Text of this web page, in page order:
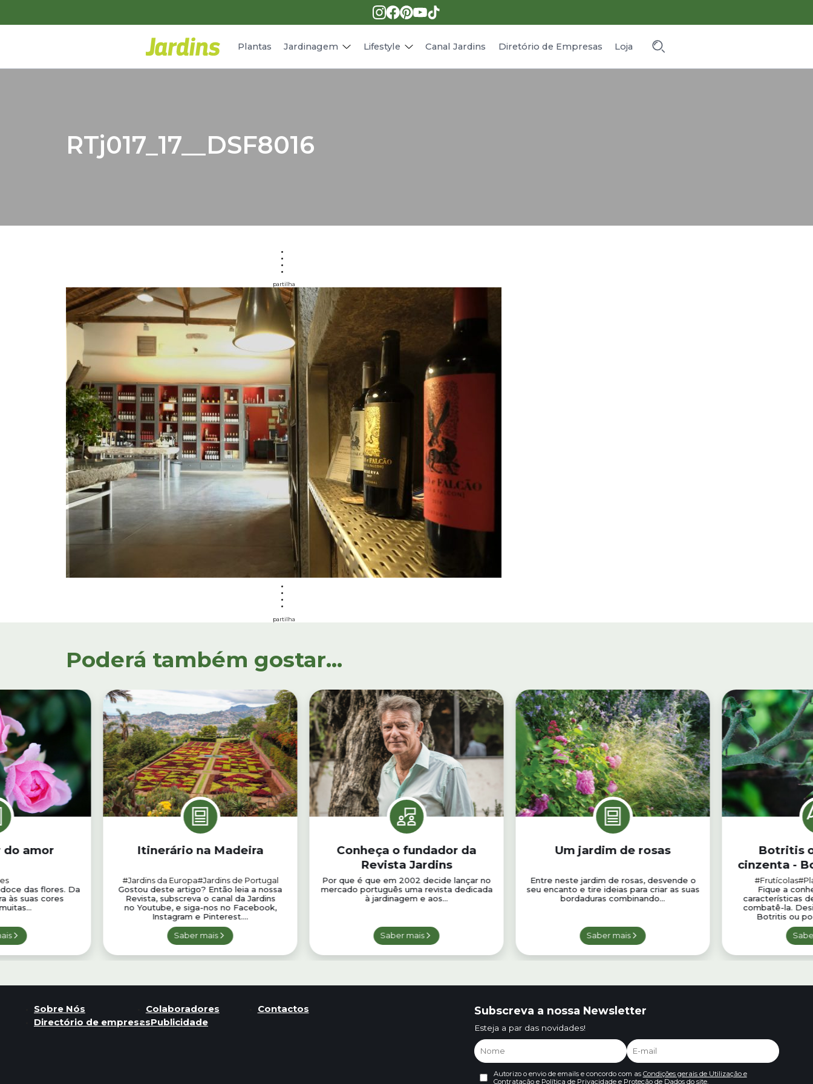
Plantas Jardinagem Lifestyle
Receitas
Canal Jardins Diretório de Empresas Loja
RTj017_17__DSF8016
partilha
partilha
Poderá também gostar...
do amor
das flores. Da
às suas cores
Itinerário na Madeira
#Jardins da Europa#Jardins de Portugal
Gostou deste artigo? Então leia a nossa
Revista, subscreva o canal da Jardins
no Youtube, e siga-nos no Facebook,
Instagram e Pinterest....
Saber mais
Conheça o fundador da
Revista Jardins
Por que é que em 2002 decide lançar no
mercado português uma revista dedicada
à jardinagem e aos...
Saber mais
Um jardim de rosas
Entre neste jardim de rosas, desvende o
seu encanto e tire ideias para criar as suas
bordaduras combinando...
Saber mais
Botritis
cinzenta -
#Frutícolas
Fique a
características
combatê-la.
Botritis ou
Sobre Nós Colaboradores
Contactos
Directório de empresasPublicidade
Subscreva a nossa Newsletter
Esteja a par das novidades!
Autorizo o envio de emails e concordo com as Condições gerais de Utilização e
Contrataçãoe Política de Privacidade e Proteção de Dadosdo site.